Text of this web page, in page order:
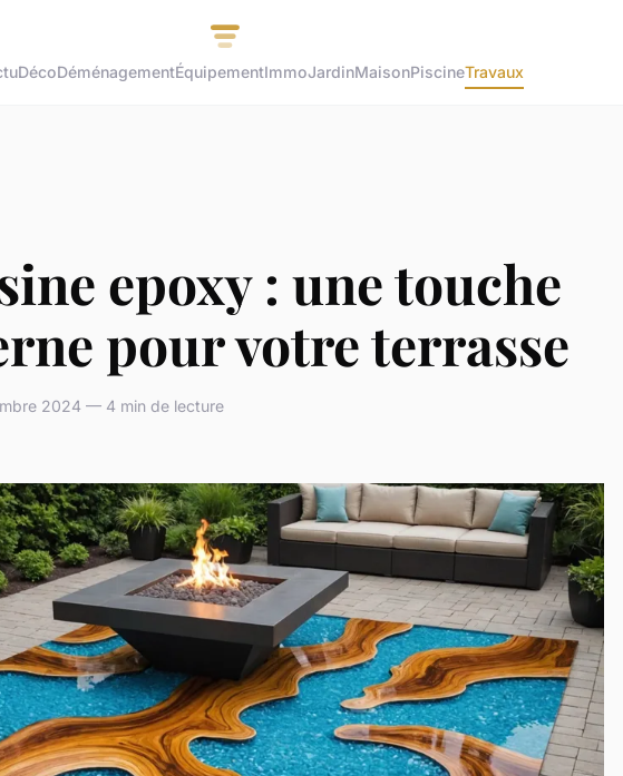
DécoDéménagementÉquipementImmoJardinMaisonPiscineTravaux
epoxy : une touche
pour votre terrasse
2024 — 4 min de lecture